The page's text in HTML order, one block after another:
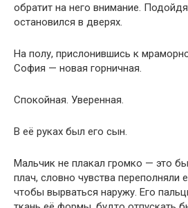
обратит на него внимание.
остановился в дверях.
На полу, прислонившись к
София — новая горничная.
Спокойная. Уверенная.
В её руках был его сын.
Мальчик не плакал громко — это
плач, словно чувства переполняли
чтобы вырваться наружу. Его